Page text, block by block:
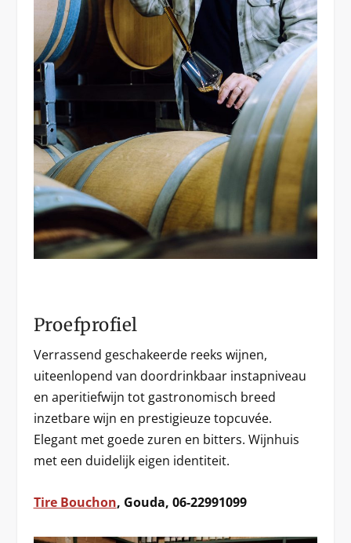
Proefprofiel
Verrassend geschakeerde reeks wijnen,
uiteenlopend van doordrinkbaar instapniveau
en aperitiefwijn tot gastronomisch breed
inzetbare wijn en prestigieuze topcuvée.
Elegant met goede zuren en bitters. Wijnhuis
met een duidelijk eigen identiteit.
Tire Bouchon, Gouda, 06-22991099